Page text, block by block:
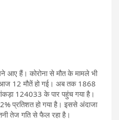
आए हैं। कोरोना से मौत के मामले भी
12 मौतें हो गई। अब तक 1868
124033 के पार पहुंच गया है।
प्रतिशत हो गया है। इससे अंदाजा
तेज गति से फैल रहा है।